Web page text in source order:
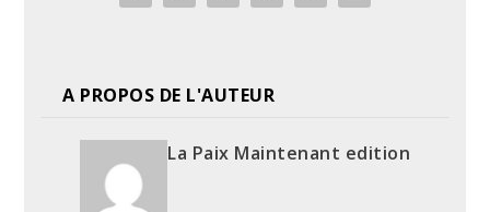
A PROPOS DE L'AUTEUR
La Paix Maintenant edition